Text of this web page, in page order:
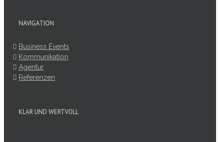
NAVIGATION
Business Events
Kommunikation
Agentur
Referenzen
KLAR UND WERTVOLL